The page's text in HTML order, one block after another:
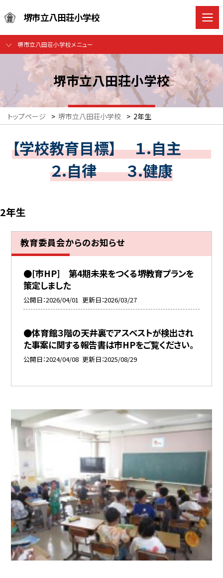
堺市立八田荘小学校
堺市立八田荘小学校メニュー
堺市立八田荘小学校
トップページ > 堺市立八田荘小学校 > 2年生
【学校教育目標】 １.自主
２.自律 ３.健康
2年生
教育委員会からのお知らせ
●[市HP] 第4期未来をつくる堺教育プランを
策定しました
公開日 2026/04/01 更新日 2026/03/27
●体育館３階の天井裏でアスベストが検出され
た事案に関する報告書は市HPをご覧ください。
公開日 2024/04/08 更新日 2025/08/29